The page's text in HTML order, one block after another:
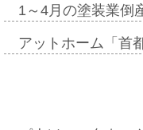
1～4月の塗装業倒
アットホーム「首